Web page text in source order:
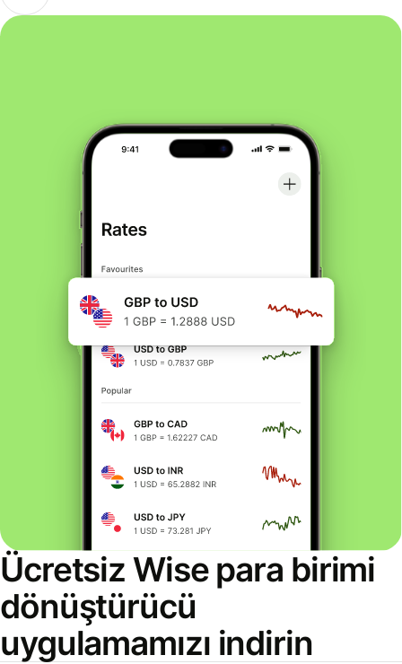
Ücretsiz Wise para birimi
dönüştürücü
uygulamamızı indirin